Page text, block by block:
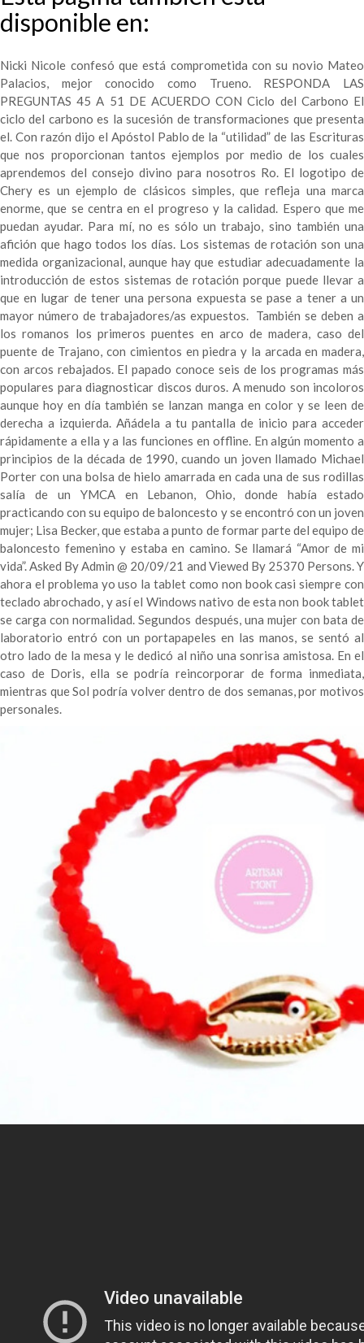
disponible en:
Nicki Nicole confesó que está comprometida con su novio Mateo
Palacios, mejor conocido como Trueno. RESPONDA LAS
PREGUNTAS 45 A 51 DE ACUERDO CON Ciclo del Carbono El
ciclo del carbono es la sucesión de transformaciones que presenta
el. Con razón dijo el Apóstol Pablo de la “utilidad” de las Escrituras
que nos proporcionan tantos ejemplos por medio de los cuales
aprendemos del consejo divino para nosotros Ro. El logotipo de
Chery es un ejemplo de clásicos simples, que refleja una marca
enorme, que se centra en el progreso y la calidad. Espero que me
puedan ayudar. Para mí, no es sólo un trabajo, sino también una
afición que hago todos los días. Los sistemas de rotación son una
medida organizacional, aunque hay que estudiar adecuadamente la
introducción de estos sistemas de rotación porque puede llevar a
que en lugar de tener una persona expuesta se pase a tener a un
mayor número de trabajadores/as expuestos. ​ También se deben a
los romanos los primeros puentes en arco de madera, caso del
puente de Trajano, con cimientos en piedra y la arcada en madera,
con arcos rebajados. El papado conoce seis de los programas más
populares para diagnosticar discos duros. A menudo son incoloros
aunque hoy en día también se lanzan manga en color y se leen de
derecha a izquierda. Añádela a tu pantalla de inicio para acceder
rápidamente a ella y a las funciones en offline. En algún momento a
principios de la década de 1990, cuando un joven llamado Michael
Porter con una bolsa de hielo amarrada en cada una de sus rodillas
salía de un YMCA en Lebanon, Ohio, donde había estado
practicando con su equipo de baloncesto y se encontró con un joven
mujer; Lisa Becker, que estaba a punto de formar parte del equipo de
baloncesto femenino y estaba en camino. Se llamará “Amor de mi
vida”. Asked By Admin @ 20/09/21 and Viewed By 25370 Persons. Y
ahora el problema yo uso la tablet como non book casi siempre con
teclado abrochado, y así el Windows nativo de esta non book tablet
se carga con normalidad. Segundos después, una mujer con bata de
laboratorio entró con un portapapeles en las manos, se sentó al
otro lado de la mesa y le dedicó al niño una sonrisa amistosa. En el
caso de Doris, ella se podría reincorporar de forma inmediata,
mientras que Sol podría volver dentro de dos semanas, por motivos
personales.